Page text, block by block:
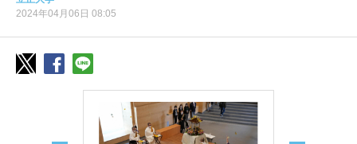
2024年04月06日 08:05